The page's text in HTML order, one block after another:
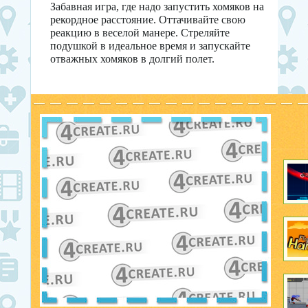
Забавная игра, где надо запустить хомяков на
рекордное расстояние. Оттачивайте свою
реакцию в веселой манере. Стреляйте
подушкой в идеальное время и запускайте
отважных хомяков в долгий полет.